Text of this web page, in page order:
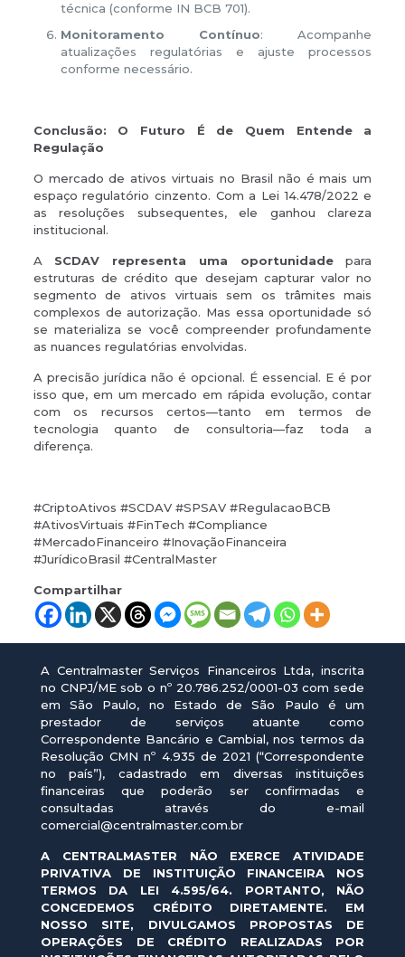
técnica (conforme IN BCB 701).
Monitoramento Contínuo: Acompanhe
atualizações regulatórias e ajuste processos
conforme necessário.
Conclusão: O Futuro É de Quem Entende a
Regulação
O mercado de ativos virtuais no Brasil não é mais um
espaço regulatório cinzento. Com a Lei 14.478/2022 e
as resoluções subsequentes, ele ganhou clareza
institucional.
A SCDAV representa uma oportunidadepara
estruturas de crédito que desejam capturar valor no
segmento de ativos virtuais sem os trâmites mais
complexos de autorização. Mas essa oportunidade só
se materializa se você compreender profundamente
as nuances regulatórias envolvidas.
A precisão jurídica não é opcional. É essencial. E é por
isso que, em um mercado em rápida evolução, contar
com os recursos certos—tanto em termos de
tecnologia quanto de consultoria—faz toda a
diferença.
#CriptoAtivos #SCDAV #SPSAV #RegulacaoBCB
#AtivosVirtuais #FinTech #Compliance
#MercadoFinanceiro #InovaçãoFinanceira
#JurídicoBrasil #CentralMaster
Compartilhar
A Centralmaster Serviços Financeiros Ltda, inscrita
no CNPJ/ME sob o nº 20.786.252/0001-03 com sede
em São Paulo, no Estado de São Paulo é um
prestador de serviços atuante como
Correspondente Bancário e Cambial, nos termos da
Resolução CMN nº 4.935 de 2021 (“Correspondente
no país”), cadastrado em diversas instituições
financeiras que poderão ser confirmadas e
consultadas através do e-mail
comercial@centralmaster.com.br
A CENTRALMASTER NÃO EXERCE ATIVIDADE
PRIVATIVA DE INSTITUIÇÃO FINANCEIRA NOS
TERMOS DA LEI 4.595/64. PORTANTO, NÃO
CONCEDEMOS CRÉDITO DIRETAMENTE. EM
NOSSO SITE, DIVULGAMOS PROPOSTAS DE
OPERAÇÕES DE CRÉDITO REALIZADAS POR